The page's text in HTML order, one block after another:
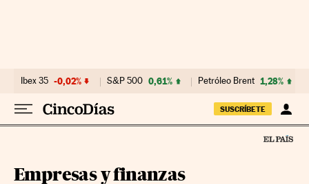
Ibex 35 -0,02% S&P 500 0,61% Petróleo Brent 1,28%
SUSCRÍBETE
Empresas y finanzas